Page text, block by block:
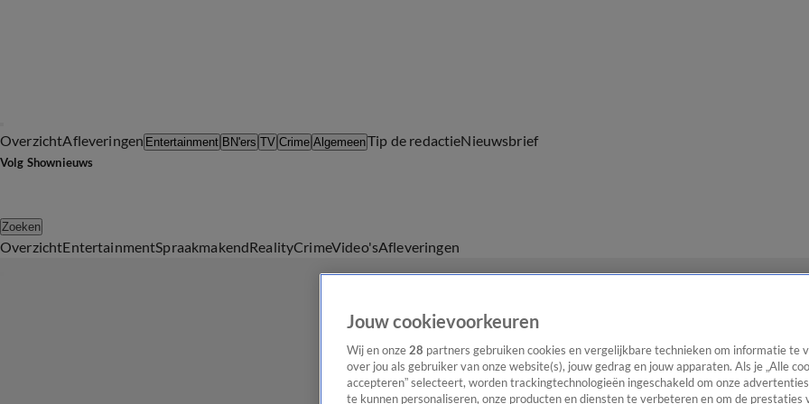
OverzichtAfleveringen Entertainment BN'ers TV Crime AlgemeenTip de redactieNieuwsbrief
Volg Shownieuws
Zoeken
OverzichtEntertainmentSpraakmakendRealityCrimeVideo'sAfleveringen
Jouw cookievoorkeuren
Wij en onze 28 partners gebruiken cookies en vergelijkbare technieken om informatie te
over jou als gebruiker van onze website(s), jouw gedrag en jouw apparaten. Als je „Alle
accepteren” selecteert, worden trackingtechnologieën ingeschakeld om onze
te kunnen personaliseren, onze producten en diensten te verbeteren en om de prestaties